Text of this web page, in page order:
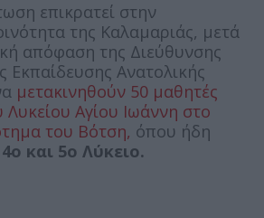
επικρατεί στην
της Καλαμαριάς, μετά
απόφαση της Διεύθυνσης
Εκπαίδευσης Ανατολικής
μετακινηθούν 50 μαθητές
Λυκείου Αγίου Ιωάννη στο
του Βότση, όπου ήδη
4ο και 5ο Λύκειο.